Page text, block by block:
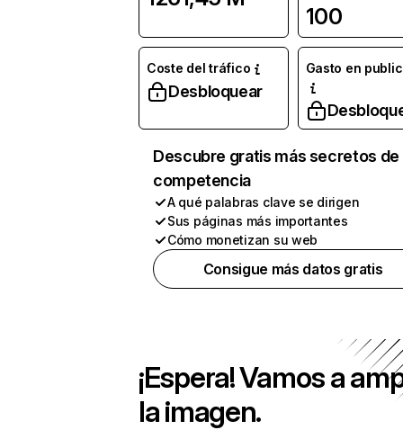
100
Coste del tráfico
Desbloquear
Gasto en
Descubre gratis más secretos de
competencia
A qué palabras clave se dirigen
Sus páginas más importantes
Cómo monetizan su web
Consigue más datos gratis
¡Espera! Vamos a
la imagen.